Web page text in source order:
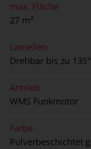
max. Fläche
27 m²
Lamellen
Drehbar bis zu
Antrieb
WMS Funkmotor
Farbe
Pulverbeschichtet